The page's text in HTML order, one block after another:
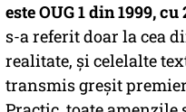
este OUG 1 din 1999,
s-a referit doar la cea
realitate, şi celelalte
transmis greşit